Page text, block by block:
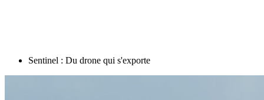
Sentinel : Du drone qui s'exporte